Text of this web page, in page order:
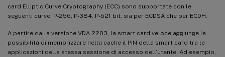
card Elliptic Curve Cryptography (ECC) sono supportate con le
seguenti curve: P-256, P-384, P-521 bit, sia per ECDSA che per ECDH.
A partire dalla versione VDA 2203, la smart card veloce aggiunge la
possibilità di memorizzare nella cache il PIN della smart card tra le
applicazioni della stessa sessione di accesso dell’utente. Ad esempio,